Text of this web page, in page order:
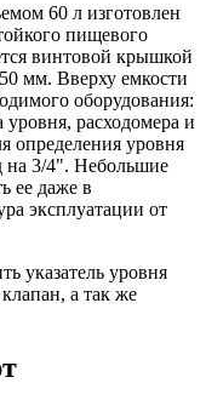
60 л изготовлен
пищевого
винтовой крышкой
мм. Вверху емкости
оборудования:
расходомера и
определения уровня
на 3/4". Небольшие
ее даже в
эксплуатации от
указатель уровня
а так же